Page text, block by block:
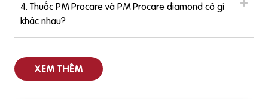
4. Thuốc PM Procare và PM Procare diamond có gì
khác nhau?
XEM THÊM